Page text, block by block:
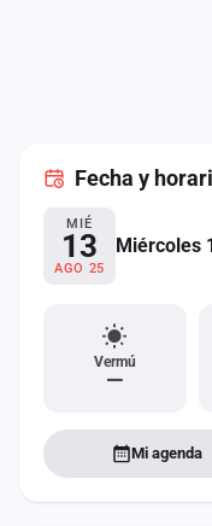
Fecha y
MIÉ
13
AGO 25
Miércoles
Vermú
—
Mi agenda
Administración
Contacto